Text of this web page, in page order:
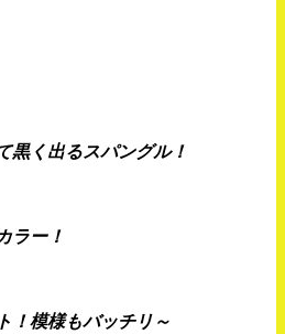
く出るスパングル！
ラー！
！模様もバッチリ～